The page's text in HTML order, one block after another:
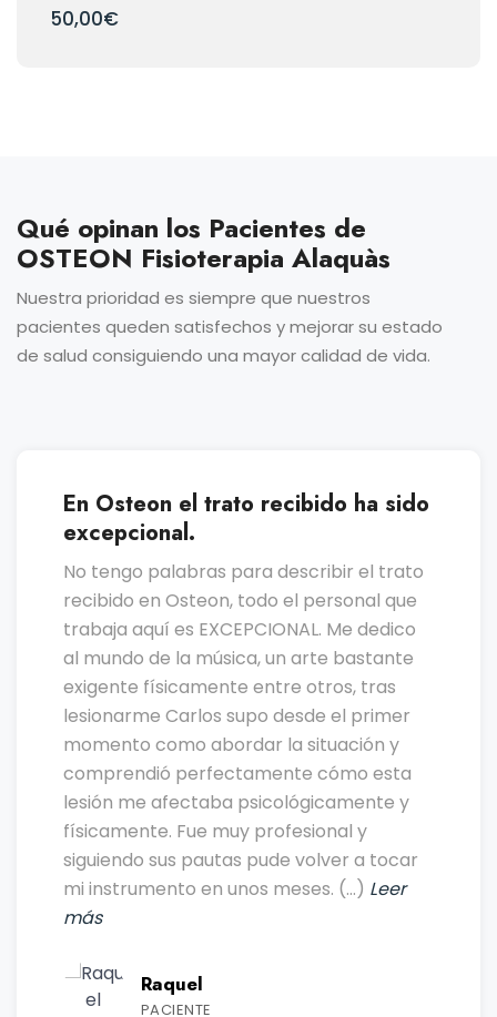
50,00€
Qué opinan los Pacientes de
OSTEON Fisioterapia Alaquàs
Nuestra prioridad es siempre que nuestros
pacientes queden satisfechos y mejorar su estado
de salud consiguiendo una mayor calidad de vida.
En Osteon el trato recibido ha sido
excepcional.
No tengo palabras para describir el trato
recibido en Osteon, todo el personal que
trabaja aquí es EXCEPCIONAL. Me dedico
al mundo de la música, un arte bastante
exigente físicamente entre otros, tras
lesionarme Carlos supo desde el primer
momento como abordar la situación y
comprendió perfectamente cómo esta
lesión me afectaba psicológicamente y
físicamente. Fue muy profesional y
siguiendo sus pautas pude volver a tocar
mi instrumento en unos meses. (…) Leer
más
Raquel
PACIENTE